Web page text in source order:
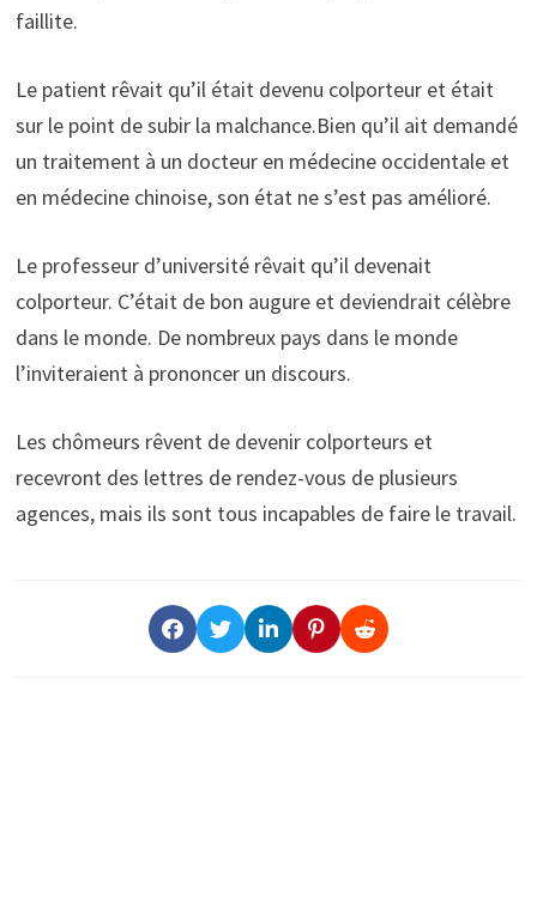
faillite.
Le patient rêvait qu’il était devenu colporteur et était
sur le point de subir la malchance.Bien qu’il ait demandé
un traitement à un docteur en médecine occidentale et
en médecine chinoise, son état ne s’est pas amélioré.
Le professeur d’université rêvait qu’il devenait
colporteur. C’était de bon augure et deviendrait célèbre
dans le monde. De nombreux pays dans le monde
l’inviteraient à prononcer un discours.
Les chômeurs rêvent de devenir colporteurs et
recevront des lettres de rendez-vous de plusieurs
agences, mais ils sont tous incapables de faire le travail.